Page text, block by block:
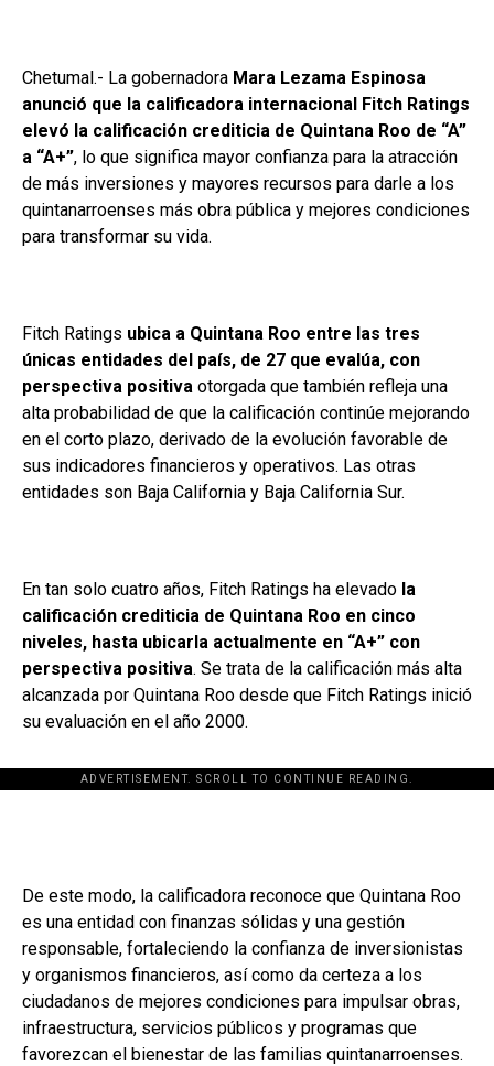
Chetumal.- La gobernadora Mara Lezama Espinosa
anunció que la calificadora internacional Fitch Ratings
elevó la calificación crediticia de Quintana Roo de “A”
a “A+”, lo que significa mayor confianza para la atracción
de más inversiones y mayores recursos para darle a los
quintanarroenses más obra pública y mejores condiciones
para transformar su vida.
Fitch Ratings ubica a Quintana Roo entre las tres
únicas entidades del país, de 27 que evalúa, con
perspectiva positiva otorgada que también refleja una
alta probabilidad de que la calificación continúe mejorando
en el corto plazo, derivado de la evolución favorable de
sus indicadores financieros y operativos. Las otras
entidades son Baja California y Baja California Sur.
En tan solo cuatro años, Fitch Ratings ha elevado la
calificación crediticia de Quintana Roo en cinco
niveles, hasta ubicarla actualmente en “A+” con
perspectiva positiva. Se trata de la calificación más alta
alcanzada por Quintana Roo desde que Fitch Ratings inició
su evaluación en el año 2000.
ADVERTISEMENT. SCROLL TO CONTINUE READING.
[adsforwp id="243463"]
De este modo, la calificadora reconoce que Quintana Roo
es una entidad con finanzas sólidas y una gestión
responsable, fortaleciendo la confianza de inversionistas
y organismos financieros, así como da certeza a los
ciudadanos de mejores condiciones para impulsar obras,
infraestructura, servicios públicos y programas que
favorezcan el bienestar de las familias quintanarroenses.